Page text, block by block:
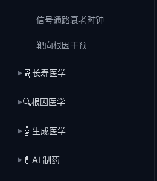
信号通路衰老时钟
靶向根因干预
▶ 🧬 长寿医学
▶🔍根因医学
▶🤖 生成医学
▶ 💊 AI 制药